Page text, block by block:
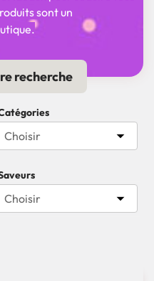
sont un
recherche
Choisir 
Choisir 